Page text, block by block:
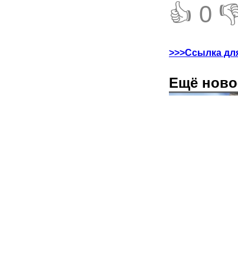
👍 0
>>>Ссылка
Ещё